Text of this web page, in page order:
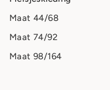
Maat 44/68
Maat 74/92
Maat 98/164